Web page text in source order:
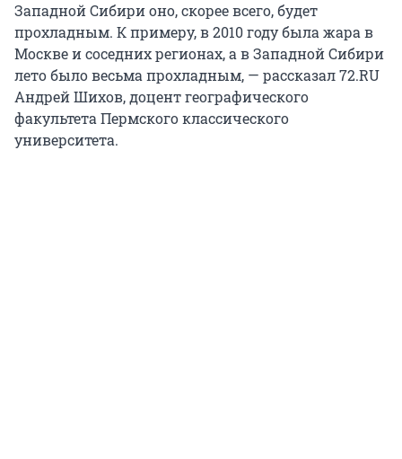
Западной Сибири оно, скорее всего, будет
прохладным. К примеру, в 2010 году была жара в
Москве и соседних регионах, а в Западной Сибири
лето было весьма прохладным, — рассказал 72.RU
Андрей Шихов, доцент географического
факультета Пермского классического
университета.